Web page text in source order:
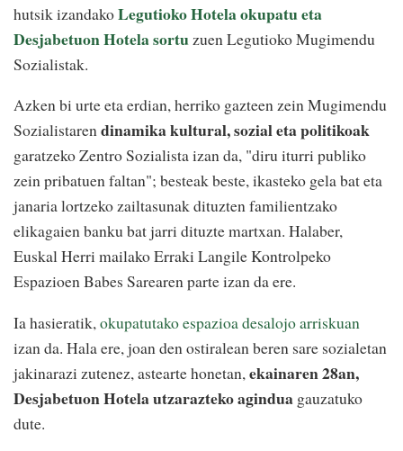
hutsik izandakoLegutioko Hotela okupatu eta
Desjabetuon Hotela sortuzuen Legutioko Mugimendu
Sozialistak.
Azken bi urte eta erdian, herriko gazteen zein Mugimendu
Sozialistarendinamika kultural, sozial eta politikoak
garatzeko Zentro Sozialista izan da, "diru iturri publiko
zein pribatuen faltan"; besteak beste, ikasteko gela bat eta
janaria lortzeko zailtasunak dituzten familientzako
elikagaien banku bat jarri dituzte martxan. Halaber,
Euskal Herri mailako Erraki Langile Kontrolpeko
Espazioen Babes Sarearen parte izan da ere.
Ia hasieratik,okupatutako espazioa desalojo arriskuan
izan da. Hala ere, joan den ostiralean beren sare sozialetan
jakinarazi zutenez, astearte honetan,ekainaren 28an,
Desjabetuon Hotela utzarazteko agindua gauzatuko
dute.